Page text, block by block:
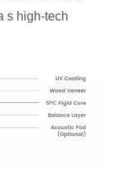
s high-tech